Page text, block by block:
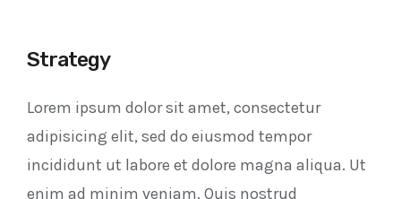
Strategy
Lorem ipsum dolor sit amet, consectetur
adipisicing elit, sed do eiusmod tempor
incididunt ut labore et dolore magna aliqua. Ut
enim ad minim veniam. Quis nostrud